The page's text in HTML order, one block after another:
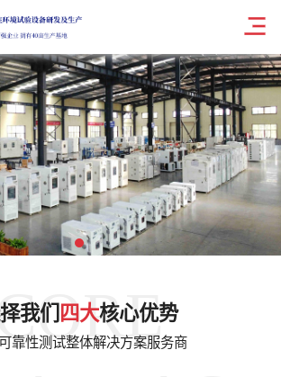
我们 四大核心优势
靠性测试整体解决方案服务商